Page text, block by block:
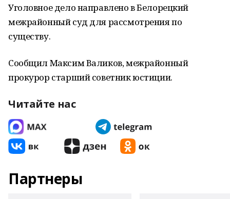
Уголовное дело направлено в Белорецкий
межрайонный суд для рассмотрения по
существу.
Сообщил Максим Валиков, межрайонный
прокурор старший советник юстиции.
Читайте нас
Партнеры